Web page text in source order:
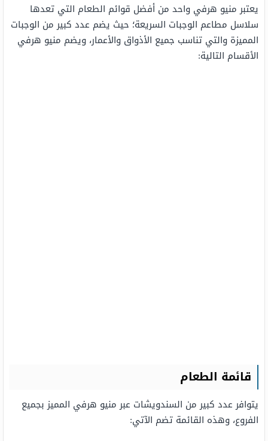
يعتبر منيو هرفي واحد من أفضل قوائم الطعام التي تعدها
سلاسل مطاعم الوجبات السريعة؛ حيث يضم عدد كبير من الوجبات
المميزة والتي تناسب جميع الأذواق والأعمار، ويضم منيو هرفي
الأقسام التالية:
قائمة الطعام
يتوافر عدد كبير من السندويشات عبر منيو هرفي المميز بجميع
الفروع، وهذه القائمة تضم الآتي: